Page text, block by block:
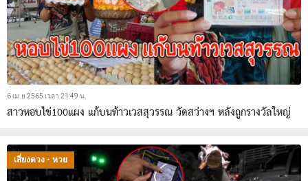
6 เม.ย 2565 เวลา 21:49 น.
สาวหอบไข่100แผง แก้บนท้าวเวสสุวรรณ วัดสว่างฯ หลังถูกรางวัลใหญ่
เสี่ยงดวง - หวย